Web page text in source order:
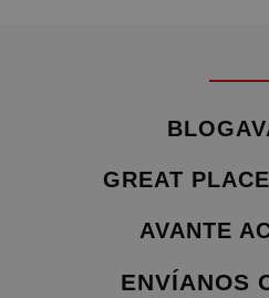
GREAT
AVANTE
ENVÍANOS